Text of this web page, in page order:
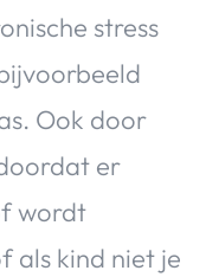
stress
Ook door
er
wordt
als kind niet je